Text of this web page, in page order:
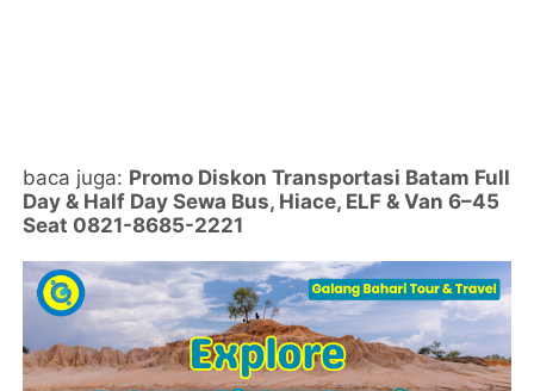
baca juga: Promo Diskon Transportasi Batam Full
Day & Half Day Sewa Bus, Hiace, ELF & Van 6–45
Seat 0821-8685-2221